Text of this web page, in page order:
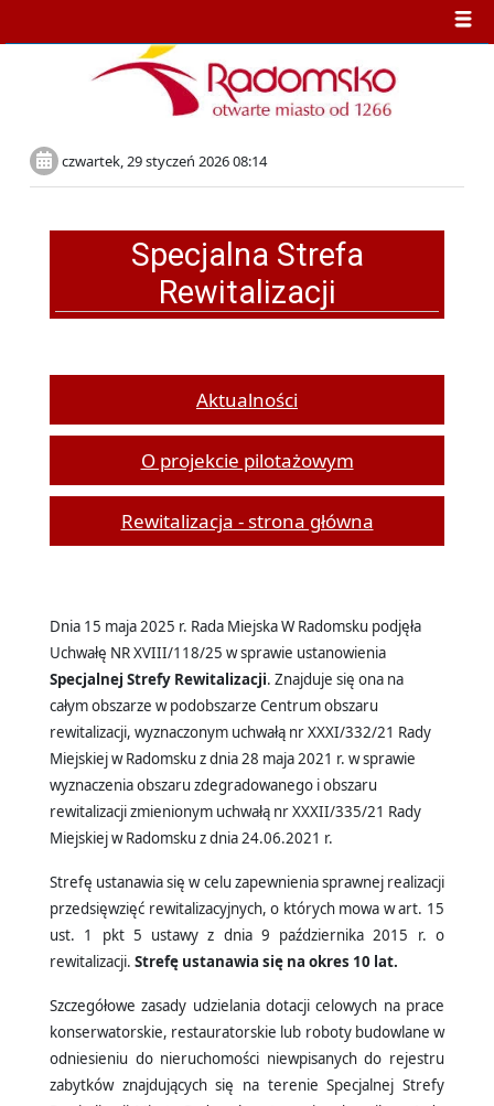
czwartek, 29 styczeń 2026 08:14
Specjalna Strefa
Rewitalizacji
Aktualności
O projekcie pilotażowym
Rewitalizacja - strona główna
Dnia 15 maja 2025 r. Rada Miejska W Radomsku podjęła
Uchwałę NR XVIII/118/25 w sprawie ustanowienia
Specjalnej Strefy Rewitalizacji. Znajduje się ona na
całym obszarze w podobszarze Centrum obszaru
rewitalizacji, wyznaczonym uchwałą nr XXXI/332/21 Rady
Miejskiej w Radomsku z dnia 28 maja 2021 r. w sprawie
wyznaczenia obszaru zdegradowanego i obszaru
rewitalizacji zmienionym uchwałą nr XXXII/335/21 Rady
Miejskiej w Radomsku z dnia 24.06.2021 r.
Strefę ustanawia się w celu zapewnienia sprawnej realizacji
przedsięwzięć rewitalizacyjnych, o których mowa w art. 15
ust. 1 pkt 5 ustawy z dnia 9 października 2015 r. o
rewitalizacji. Strefę ustanawia się na okres 10 lat.
Szczegółowe zasady udzielania dotacji celowych na prace
konserwatorskie, restauratorskie lub roboty budowlane w
odniesieniu do nieruchomości niewpisanych do rejestru
zabytków znajdujących się na terenie Specjalnej Strefy